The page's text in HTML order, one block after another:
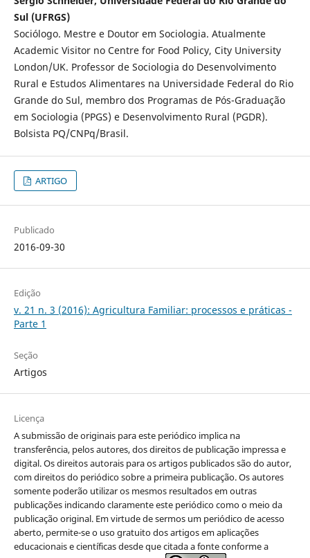
Sul (UFRGS)
Sociólogo. Mestre e Doutor em Sociologia. Atualmente
Academic Visitor no Centre for Food Policy, City University
London/UK. Professor de Sociologia do Desenvolvimento
Rural e Estudos Alimentares na Universidade Federal do Rio
Grande do Sul, membro dos Programas de Pós-Graduação
em Sociologia (PPGS) e Desenvolvimento Rural (PGDR).
Bolsista PQ/CNPq/Brasil.
ARTIGO
Publicado
2016-09-30
Edição
v. 21 n. 3 (2016): Agricultura Familiar: processos e práticas -
Parte 1
Seção
Artigos
Licença
A submissão de originais para este periódico implica na
transferência, pelos autores, dos direitos de publicação impressa e
digital. Os direitos autorais para os artigos publicados são do autor,
com direitos do periódico sobre a primeira publicação. Os autores
somente poderão utilizar os mesmos resultados em outras
publicações indicando claramente este periódico como o meio da
publicação original. Em virtude de sermos um periódico de acesso
aberto, permite-se o uso gratuito dos artigos em aplicações
educacionais e científicas desde que citada a fonte conforme a